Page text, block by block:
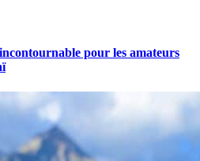
pour les amateurs